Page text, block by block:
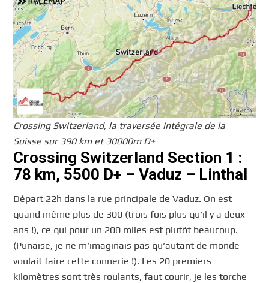
Crossing Switzerland, la traversée intégrale de la
Suisse sur 390 km et 30000m D+
Crossing Switzerland Section 1 :
78 km, 5500 D+ – Vaduz – Linthal
Départ 22h dans la rue principale de Vaduz. On est
quand même plus de 300 (trois fois plus qu’il y a deux
ans !), ce qui pour un 200 miles est plutôt beaucoup.
(Punaise, je ne m’imaginais pas qu’autant de monde
voulait faire cette connerie !). Les 20 premiers
kilomètres sont très roulants, faut courir, je les torche